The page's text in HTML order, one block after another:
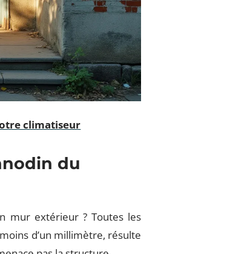
climatiseur
du
mur extérieur ? Toutes les
d’un millimètre, résulte